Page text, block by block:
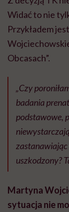
Widać to nie
Przykładem
Obcasach”.
„Czy
badania
podstawowe,
zastanawiając
uszkodzony?
Martyna
sytuacja nie